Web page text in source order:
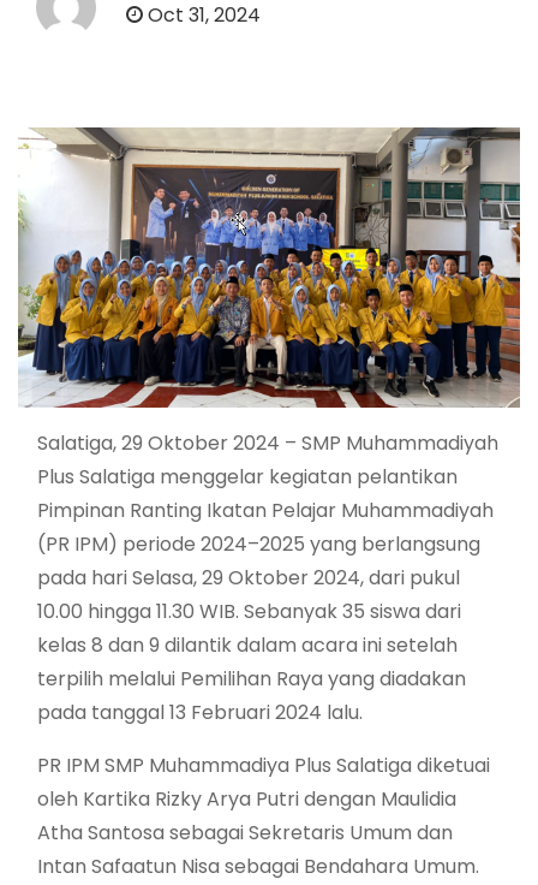
Oct 31, 2024
Salatiga, 29 Oktober 2024 – SMP Muhammadiyah
Plus Salatiga menggelar kegiatan pelantikan
Pimpinan Ranting Ikatan Pelajar Muhammadiyah
(PR IPM) periode 2024–2025 yang berlangsung
pada hari Selasa, 29 Oktober 2024, dari pukul
10.00 hingga 11.30 WIB. Sebanyak 35 siswa dari
kelas 8 dan 9 dilantik dalam acara ini setelah
terpilih melalui Pemilihan Raya yang diadakan
pada tanggal 13 Februari 2024 lalu.
PR IPM SMP Muhammadiya Plus Salatiga diketuai
oleh Kartika Rizky Arya Putri dengan Maulidia
Atha Santosa sebagai Sekretaris Umum dan
Intan Safaatun Nisa sebagai Bendahara Umum.